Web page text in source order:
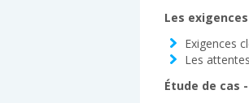
Les
Exigences
Les
Étude de cas